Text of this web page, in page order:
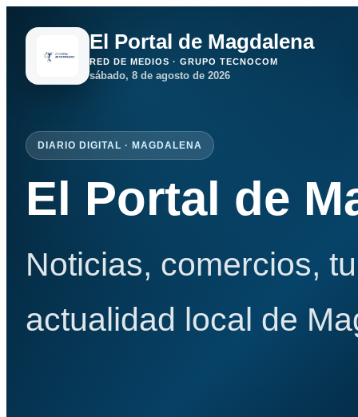
El Portal de Magdalena
RED DE MEDIOS · GRUPO TECNOCOM
sábado, 8 de agosto de 2026
DIARIO DIGITAL · MAGDALENA
El Portal de
Noticias, comercios,
actualidad local de